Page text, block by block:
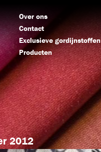
Over ons
Contact
Exclusieve gordijnstoffen
Producten
2012